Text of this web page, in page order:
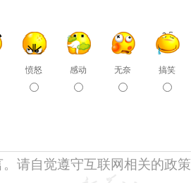
愤怒 感动 无奈 搞笑